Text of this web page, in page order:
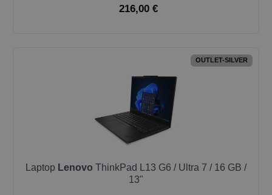
216,00 €
OUTLET-SILVER
Laptop Lenovo ThinkPad L13 G6 / Ultra 7 / 16 GB /
13"